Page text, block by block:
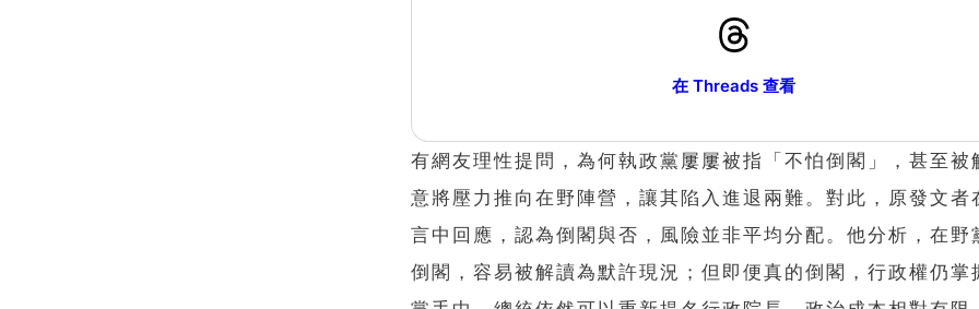
在 Threads 查看
有網友理性提問，為何執政黨屢屢被指「不怕倒閣」，甚至被
意將壓力推向在野陣營，讓其陷入進退兩難。對此，原發文者
言中回應，認為倒閣與否，風險並非平均分配。他分析，在野
倒閣，容易被解讀為默許現況；但即便真的倒閣，行政權仍掌